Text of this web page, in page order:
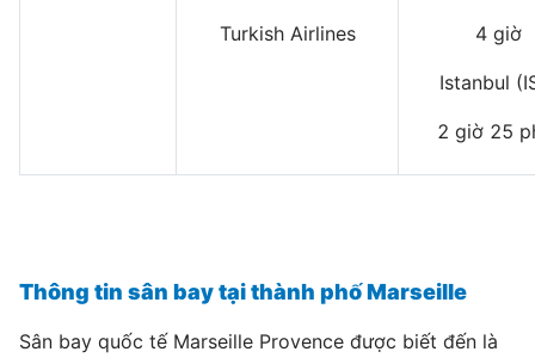
Turkish Airlines 4 giờ
Istanbul
2 giờ 25
Thông tin sân bay tại thành phố Marseille
Sân bay quốc tế Marseille Provence được biết đến là